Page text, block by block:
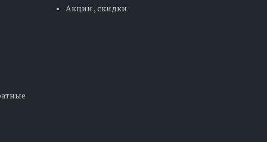
Акции , скидки